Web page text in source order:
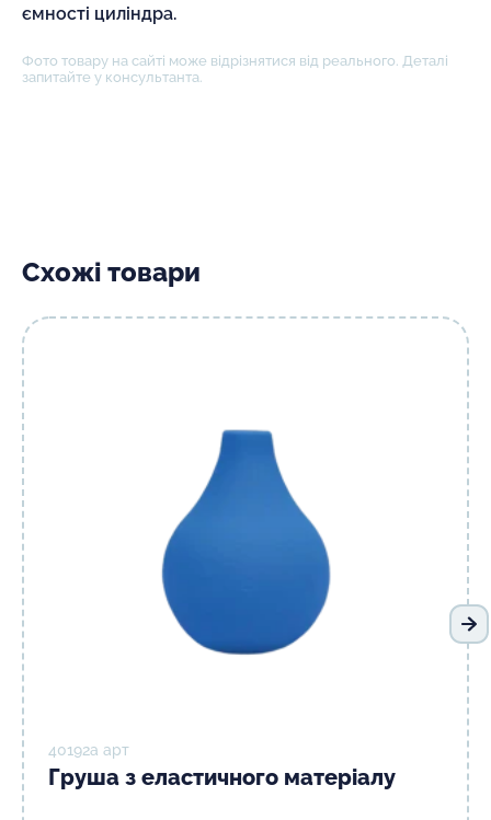
ємності циліндра.
Фото товару на сайті може відрізнятися від реального. Деталі
запитайте у консультанта.
Схожі товари
40192а арт
Груша з еластичного матеріалу